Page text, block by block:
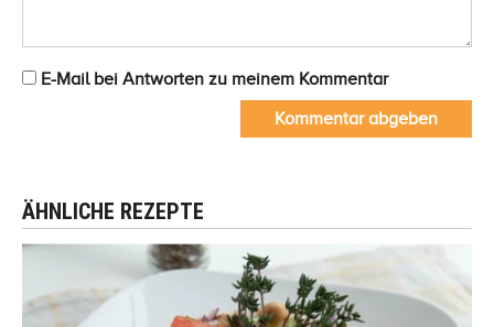
E-Mail bei Antworten zu meinem Kommentar
Kommentar abgeben
ÄHNLICHE REZEPTE